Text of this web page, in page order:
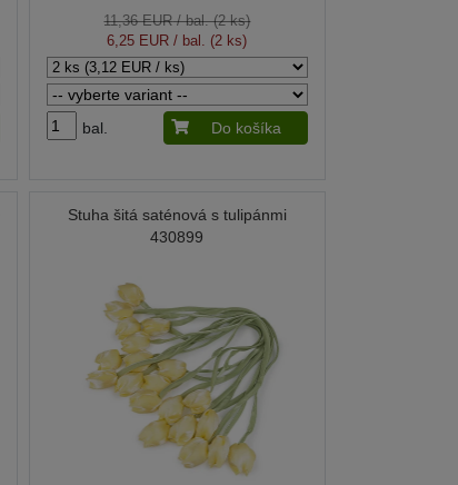
11,36 EUR/ bal. (2 ks)
6,25 EUR / bal. (2 ks)
bal. Do košíka
Stuha šitá saténová s tulipánmi
430899